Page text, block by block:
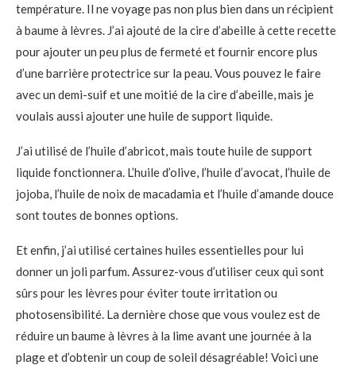
température. Il ne voyage pas non plus bien dans un récipient
à baume à lèvres. J’ai ajouté de la cire d’abeille à cette recette
pour ajouter un peu plus de fermeté et fournir encore plus
d’une barrière protectrice sur la peau. Vous pouvez le faire
avec un demi-suif et une moitié de la cire d’abeille, mais je
voulais aussi ajouter une huile de support liquide.
J’ai utilisé de l’huile d’abricot, mais toute huile de support
liquide fonctionnera. L’huile d’olive, l’huile d’avocat, l’huile de
jojoba, l’huile de noix de macadamia et l’huile d’amande douce
sont toutes de bonnes options.
Et enfin, j’ai utilisé certaines huiles essentielles pour lui
donner un joli parfum. Assurez-vous d’utiliser ceux qui sont
sûrs pour les lèvres pour éviter toute irritation ou
photosensibilité. La dernière chose que vous voulez est de
réduire un baume à lèvres à la lime avant une journée à la
plage et d’obtenir un coup de soleil désagréable! Voici une